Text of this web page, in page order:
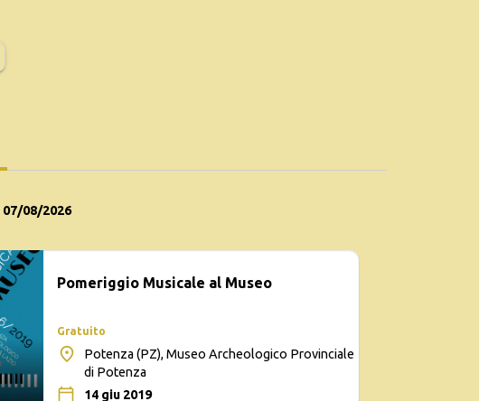
07/08/2026
Pomeriggio Musicale al Museo
Gratuito
Potenza (PZ), Museo Archeologico Provinciale
di Potenza
14 giu 2019